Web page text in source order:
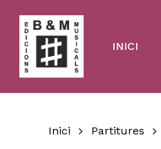
main
content
INICI
Inici Partitures